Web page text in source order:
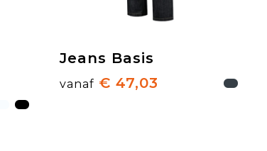
Jeans Basis
vanaf € 47,03